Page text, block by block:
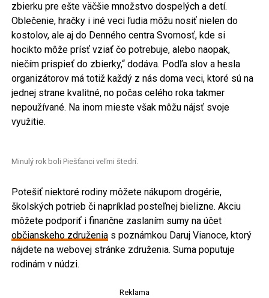
zbierku pre ešte väčšie množstvo dospelých a detí.
Oblečenie, hračky i iné veci ľudia môžu nosiť nielen do
kostolov, ale aj do Denného centra Svornosť, kde si
hocikto môže prísť vziať čo potrebuje, alebo naopak,
niečím prispieť do zbierky,“ dodáva. Podľa slov a hesla
organizátorov má totiž každý z nás doma veci, ktoré sú na
jednej strane kvalitné, no počas celého roka takmer
nepoužívané. Na inom mieste však môžu nájsť svoje
využitie.
Minulý rok boli Piešťanci veľmi štedrí.
Potešiť niektoré rodiny môžete nákupom drogérie,
školských potrieb či napríklad posteľnej bielizne. Akciu
môžete podporiť i finančne zaslaním sumy na účet
občianskeho združenias poznámkou Daruj Vianoce, ktorý
nájdete na webovej stránke združenia. Suma poputuje
rodinám v núdzi.
Reklama